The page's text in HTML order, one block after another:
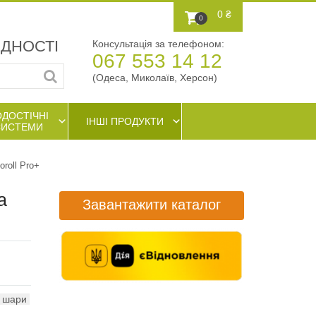
0 0 ₴
Консультація за телефоном:
067 553 14 12
(Одеса, Миколаїв, Херсон)
ІНШІ ПРОДУКТИ
Pro+
шари
Завантажити каталог